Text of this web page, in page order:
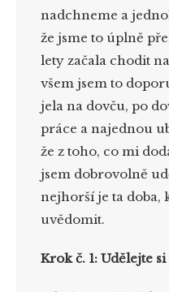
nadchneme a
že jsme to úplně
lety začala chodit
všem jsem to
jela na dovču, po
práce a najednou
že z toho, co mi
jsem dobrovolně
nejhorší je ta doba,
uvědomit.
Krok č. 1: Udělejte